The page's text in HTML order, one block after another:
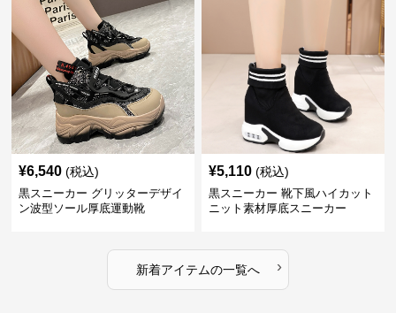
¥6,540 (税込)
黒スニーカー グリッターデザイ
ン波型ソール厚底運動靴
¥5,110 (税込)
黒スニーカー 靴下風ハイカット
ニット素材厚底スニーカー
新着アイテムの一覧へ ›